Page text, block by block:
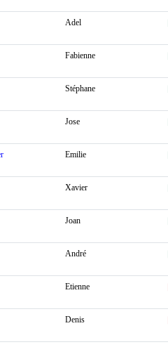
Adel
Fabienne
Stéphane
Jose
Emilie
Xavier
Joan
André
Etienne
Denis